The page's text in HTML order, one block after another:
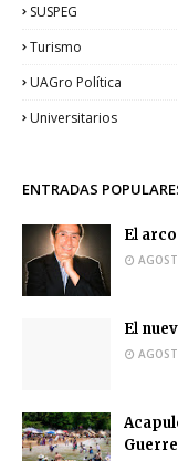
SUSPEG
Turismo
UAGro Política
Universitarios
ENTRADAS
El
El